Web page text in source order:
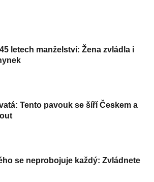
letech manželství: Žena zvládla i
Tento pavouk se šíří Českem a
se neprobojuje každý: Zvládnete